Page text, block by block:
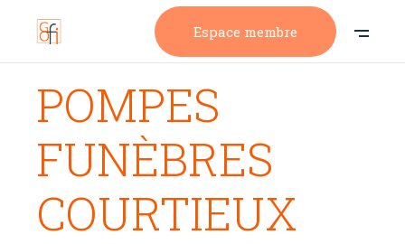
Espace membre
POMPES
FUNÈBRES
COURTIEUX